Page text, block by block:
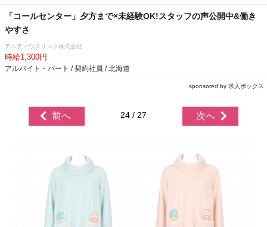
「コールセンター」夕方まで×未経験OK!スタッフの声公開中&働き
すさ
アルティウスリンク株式会社
時給1,300円
アルバイト・パート / 契約社員 / 北海道
sponsored by 求人ボックス
前へ 24 / 27 次へ